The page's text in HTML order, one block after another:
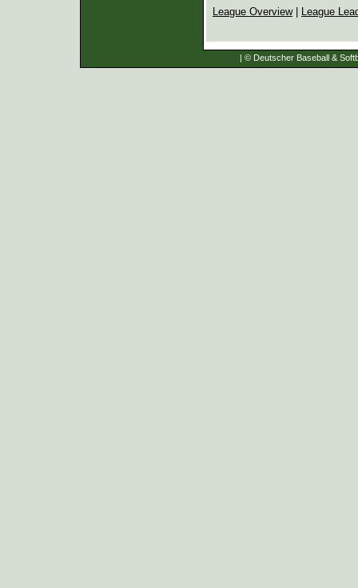
League Overview| League
| © Deutscher Baseball &